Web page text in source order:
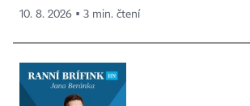
10. 8. 2026 ▪ 3 min. čtení